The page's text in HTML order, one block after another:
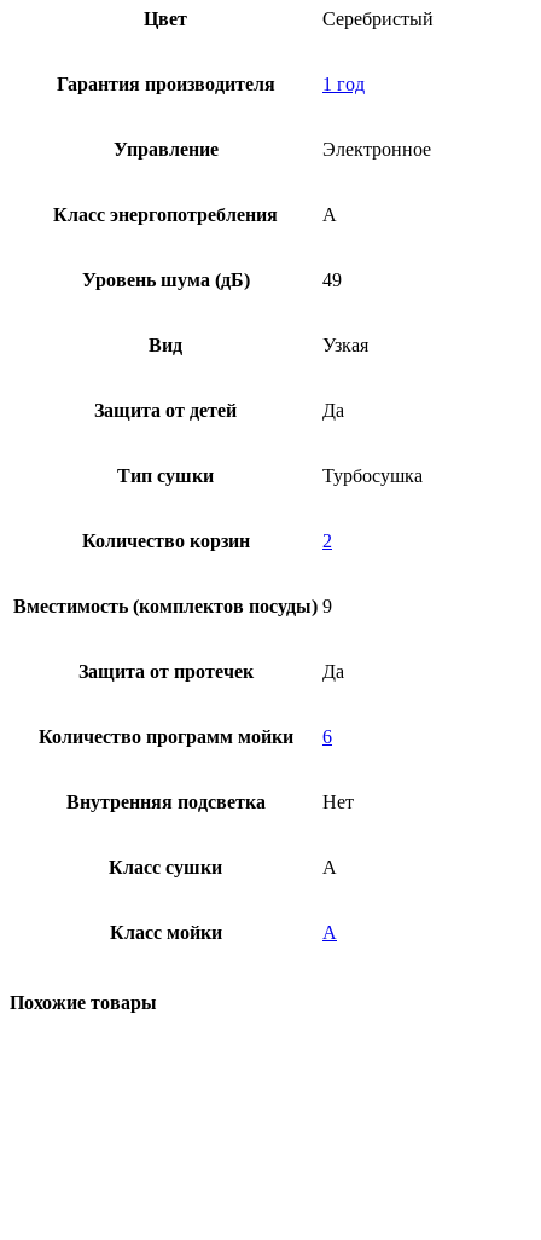
Цвет Серебристый
Гарантия производителя 1 год
Управление Электронное
Класс энергопотребления A
Уровень шума (дБ) 49
Вид Узкая
Защита от детей Да
Тип сушки Турбосушка
Количество корзин 2
Вместимость (комплектов посуды) 9
Защита от протечек Да
Количество программ мойки 6
Внутренняя подсветка Нет
Класс сушки A
Класс мойки A
Похожие товары